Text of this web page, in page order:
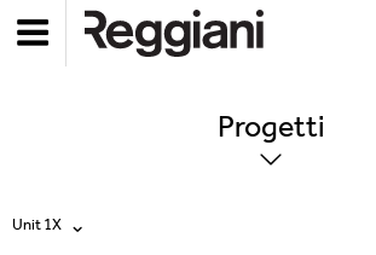
Progetti
Unit 1X